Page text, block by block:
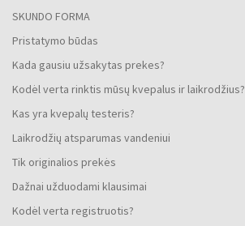
SKUNDO FORMA
Pristatymo būdas
Kada gausiu užsakytas prekes?
Kodėl verta rinktis mūsų kvepalus ir laikrodžius?
Kas yra kvepalų testeris?
Laikrodžių atsparumas vandeniui
Tik originalios prekės
Dažnai užduodami klausimai
Kodėl verta registruotis?